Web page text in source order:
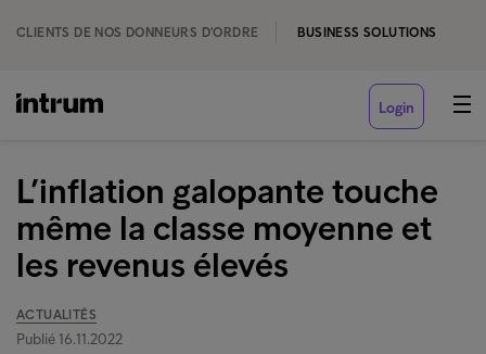
CLIENTS DE NOS DONNEURS D'ORDRE BUSINESS SOLUTIONS
Login
L’inflation galopante touche
même la classe moyenne et
les revenus élevés
ACTUALITÉS
Publié 16.11.2022